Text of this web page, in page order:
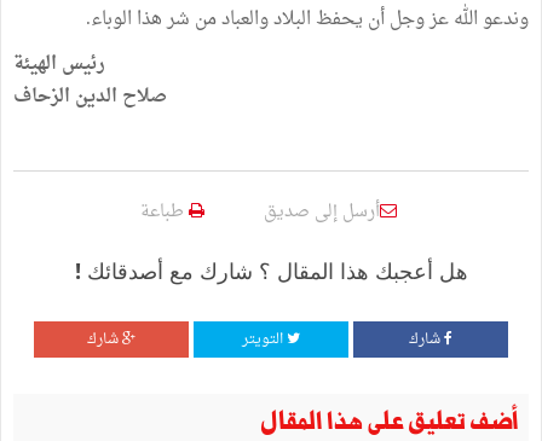
وندعو الله عز وجل أن يحفظ البلاد والعباد من شر هذا الوباء.
رئيس الهيئة
صلاح الدين الزحاف
أرسل إلى صديق طباعة
هل أعجبك هذا المقال ؟ شارك مع أصدقائك !
شارك التويتر شارك
أضف تعليق على هذا المقال